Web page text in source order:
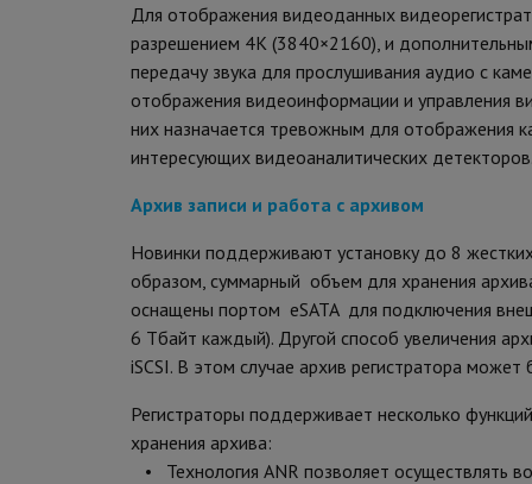
Для отображения видеоданных
разрешением 4К (3840×2160), и
передачу звука для прослушивания аудио с
отображения видеоинформации и управления
них назначается тревожным для отображения
интересующих видеоаналитических
Архив записи и работа с архивом
Новинки поддерживают установку до 8
образом, суммарный объем для хранения
оснащены портом eSATA для подключения
6 Тбайт каждый). Другой способ увеличения
iSCSI. В этом случае архив регистратора
Регистраторы поддерживает несколько
хранения архива:
• Технология ANR позволяет осуществлять